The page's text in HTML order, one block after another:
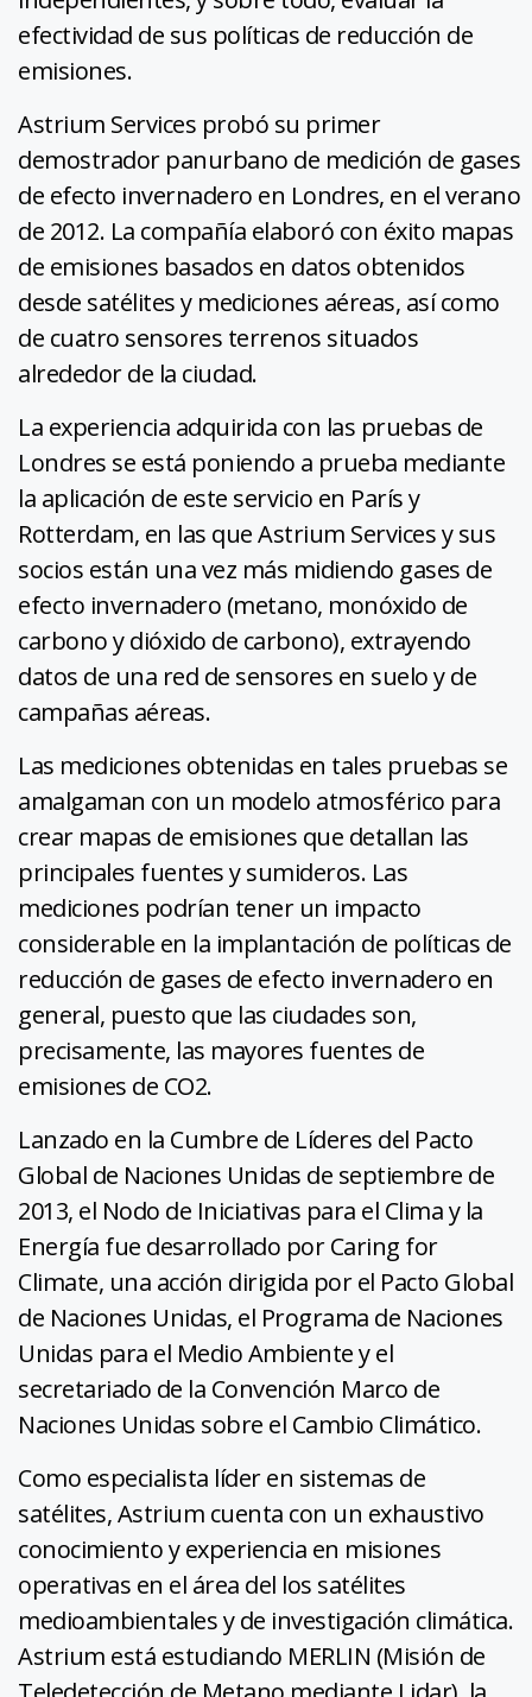
efectividad de sus políticas de reducción de
emisiones.
Astrium Services probó su primer
demostrador panurbano de medición de gases
de efecto invernadero en Londres, en el verano
de 2012. La compañía elaboró con éxito mapas
de emisiones basados en datos obtenidos
desde satélites y mediciones aéreas, así como
de cuatro sensores terrenos situados
alrededor de la ciudad.
La experiencia adquirida con las pruebas de
Londres se está poniendo a prueba mediante
la aplicación de este servicio en París y
Rotterdam, en las que Astrium Services y sus
socios están una vez más midiendo gases de
efecto invernadero (metano, monóxido de
carbono y dióxido de carbono), extrayendo
datos de una red de sensores en suelo y de
campañas aéreas.
Las mediciones obtenidas en tales pruebas se
amalgaman con un modelo atmosférico para
crear mapas de emisiones que detallan las
principales fuentes y sumideros. Las
mediciones podrían tener un impacto
considerable en la implantación de políticas de
reducción de gases de efecto invernadero en
general, puesto que las ciudades son,
precisamente, las mayores fuentes de
emisiones de CO2.
Lanzado en la Cumbre de Líderes del Pacto
Global de Naciones Unidas de septiembre de
2013, el Nodo de Iniciativas para el Clima y la
Energía fue desarrollado por Caring for
Climate, una acción dirigida por el Pacto Global
de Naciones Unidas, el Programa de Naciones
Unidas para el Medio Ambiente y el
secretariado de la Convención Marco de
Naciones Unidas sobre el Cambio Climático.
Como especialista líder en sistemas de
satélites, Astrium cuenta con un exhaustivo
conocimiento y experiencia en misiones
operativas en el área del los satélites
medioambientales y de investigación climática.
Astrium está estudiando MERLIN (Misión de